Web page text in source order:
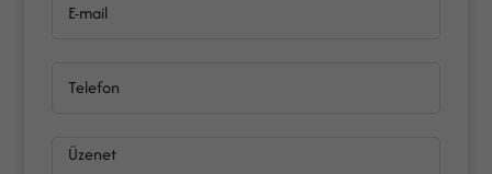
E-mail
Telefon
Üzenet